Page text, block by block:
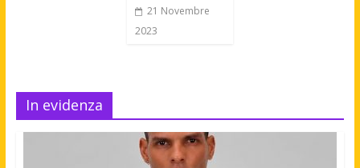
21 Novembre
2023
In evidenza